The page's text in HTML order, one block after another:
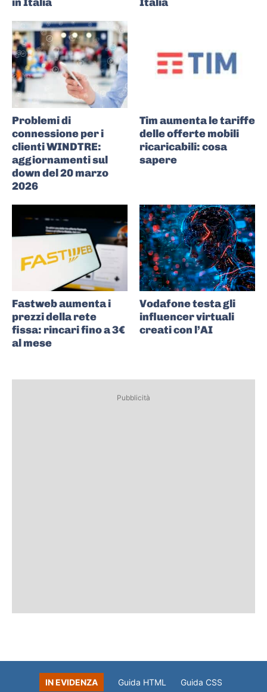
Problemi di
connessione per i
clienti WINDTRE:
aggiornamenti sul
down del 20 marzo
2026
Tim aumenta le tariffe
delle offerte mobili
ricaricabili: cosa
sapere
Fastweb aumenta i
prezzi della rete
fissa: rincari fino a 3€
al mese
Vodafone testa gli
influencer virtuali
creati con l’AI
Pubblicità
IN EVIDENZA Guida HTML
Guida CSS